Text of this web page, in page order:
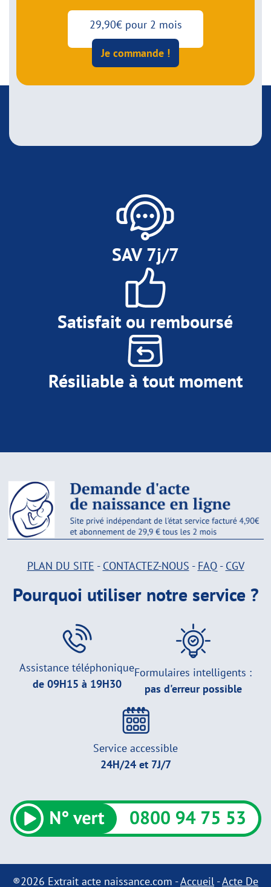
29,90€ pour 2 mois
Je commande !
SAV 7j/7
Satisfait ou remboursé
Résiliable à tout moment
PLAN DU SITE - CONTACTEZ-NOUS - FAQ- CGV
Pourquoi utiliser notre service ?
Assistance téléphonique
de 09H15 à 19H30
Formulaires intelligents :
pas d'erreur possible
Service accessible
24H/24 et 7J/7
®2026 Extrait acte naissance.com -Accueil -Acte De